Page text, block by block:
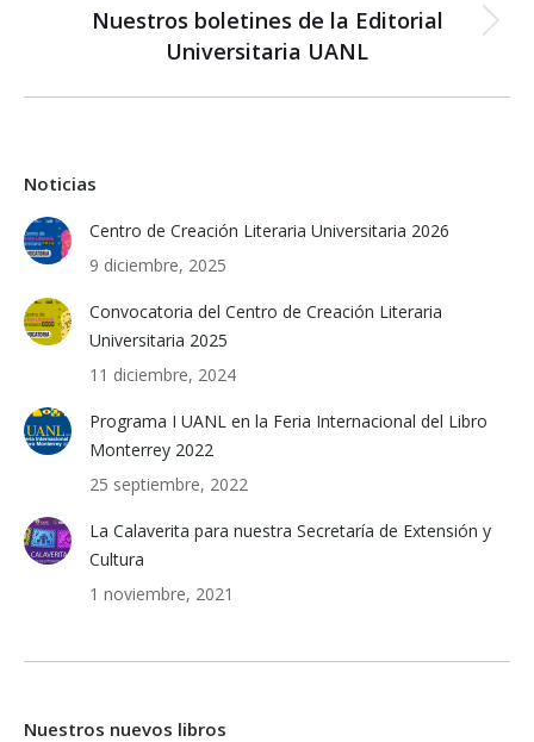
Next
post:
Nuestros boletines de la Editorial
Universitaria UANL
Noticias
Centro de Creación Literaria Universitaria 2026
9 diciembre, 2025
Convocatoria del Centro de Creación Literaria
Universitaria 2025
11 diciembre, 2024
Programa I UANL en la Feria Internacional del Libro
Monterrey 2022
25 septiembre, 2022
La Calaverita para nuestra Secretaría de Extensión y
Cultura
1 noviembre, 2021
Nuestros nuevos libros